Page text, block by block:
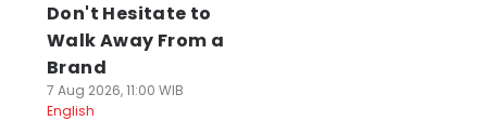
Don't Hesitate to
Walk Away From a
Brand
7 Aug 2026, 11:00 WIB
English